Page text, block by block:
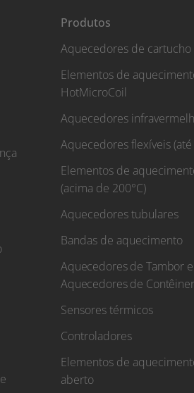
Produtos
Aquecedores de cartucho
Elementos de
HotMicroCoil
Aquecedores
Aquecedores flexíveis (até
Elementos de
(acima de 200°C)
Aquecedores tubulares
Bandas de aquecimento
Aquecedores de Tambor e
Aquecedores de Contêiner
Sensores térmicos
Controladores
Elementos de
aberto